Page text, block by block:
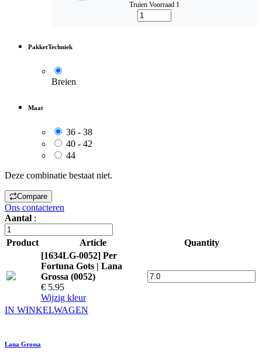
Truien Voorraad 1
PakketTechniek
Breien
Maat
36 - 38
40 - 42
44
Deze combinatie bestaat niet.
Compare
Ons contacteren
Aantal :
Product Article
Quantity
[1634LG-0052] Per
Fortuna Gots | Lana
Grossa (0052)
€ 5.95
Wijzig kleur
IN WINKELWAGEN
Lana Grossa